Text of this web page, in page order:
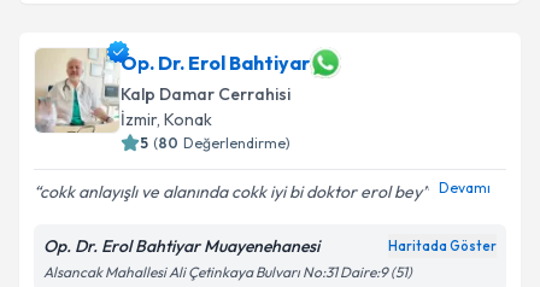
Op. Dr. Erol Bahtiyar
Kalp Damar Cerrahisi
İzmir, Konak
5 (80 Değerlendirme)
cokk anlayışlı ve alanında cokk iyi bi doktor erol bey Devamı
Op. Dr. Erol Bahtiyar Muayenehanesi Haritada Göster
Alsancak Mahallesi Ali Çetinkaya Bulvarı No:31 Daire:9 (51)